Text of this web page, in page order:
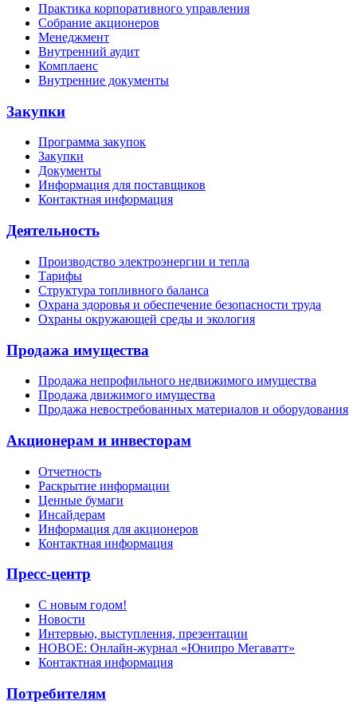
Практика корпоративного управления
Собрание акционеров
Менеджмент
Внутренний аудит
Комплаенс
Внутренние документы
Закупки
Программа закупок
Закупки
Документы
Информация для поставщиков
Контактная информация
Деятельность
Производство электроэнергии и тепла
Тарифы
Структура топливного баланса
Охрана здоровья и обеспечение безопасности труда
Охраны окружающей среды и экология
Продажа имущества
Продажа непрофильного недвижимого имущества
Продажа движимого имущества
Продажа невостребованных материалов и оборудования
Акционерам и инвесторам
Отчетность
Раскрытие информации
Ценные бумаги
Инсайдерам
Информация для акционеров
Контактная информация
Пресс-центр
С новым годом!
Новости
Интервью, выступления, презентации
НОВОЕ: Онлайн-журнал «Юнипро Мегаватт»
Контактная информация
Потребителям